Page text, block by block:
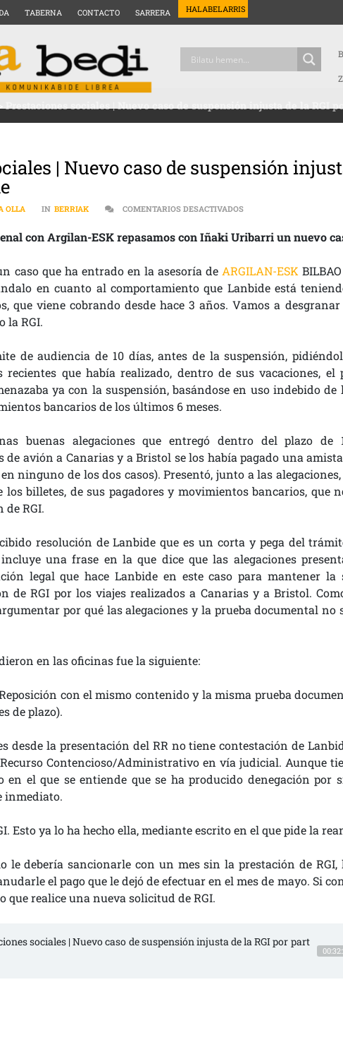
TABERNA CONTACTO SARRERA HALABELARRIS
Prestaciones sociales | Nuevo caso de suspensión injusta de la RGI
| Nuevo caso de suspensión
OLLA IN BERRIAK COMENTARIOS DESACTIVADOSEN PRESTACIONES
con Argilan-ESK repasamos con Iñaki Uribarri un nuevo
caso que ha entrado en la asesoría de ARGILAN-ESK
en cuanto al comportamiento que Lanbide está
que viene cobrando desde hace 3 años. Vamos a
la RGI.
de audiencia de 10 días, antes de la suspensión,
recientes que había realizado, dentro de sus vacaciones,
ya con la suspensión, basándose en uso indebido de
bancarios de los últimos 6 meses.
buenas alegaciones que entregó dentro del plazo de
avión a Canarias y a Bristol se los había pagado una
ninguno de los dos casos). Presentó, junto a las
los billetes, de sus pagadores y movimientos bancarios, que
de RGI.
resolución de Lanbide que es un corta y pega del
una frase en la que dice que las alegaciones
legal que hace Lanbide en este caso para mantener la
de RGI por los viajes realizados a Canarias y a Bristol.
por qué las alegaciones y la prueba documental no
en las oficinas fue la siguiente:
con el mismo contenido y la misma prueba
de plazo).
desde la presentación del RR no tiene contestación de
Contencioso/Administrativo en vía judicial. Aunque
el que se entiende que se ha producido denegación por
inmediato.
Esto ya lo ha hecho ella, mediante escrito en el que pide la
le debería sancionarle con un mes sin la prestación de
el pago que le dejó de efectuar en el mes de mayo. Si
que realice una nueva solicitud de RGI.
sociales | Nuevo caso de suspensión injusta de la RGI por part